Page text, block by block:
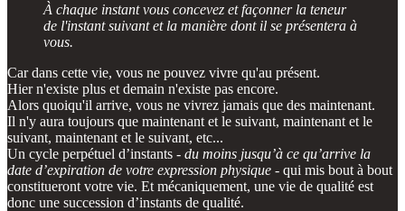
À chaque instant vous concevez et façonner la teneur
de l'instant suivant et la manière dont il se présentera à
vous.
Car dans cette vie, vous ne pouvez vivre qu'au présent.
Hier n'existe plus et demain n'existe pas encore.
Alors quoiqu'il arrive, vous ne vivrez jamais que des maintenant.
Il n'y aura toujours que maintenant et le suivant, maintenant et le
suivant, maintenant et le suivant, etc...
Un cycle perpétuel d’instants - du moins jusqu’à ce qu’arrive la
date d’expiration de votre expression physique - qui mis bout à bout
constitueront votre vie. Et mécaniquement, une vie de qualité est
donc une succession d’instants de qualité.